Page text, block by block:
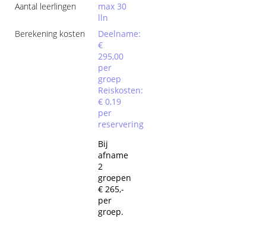
Aantal leerlingen
max 30
lln
Berekening kosten
Deelname:
€
295,00
per
groep
Reiskosten:
€ 0,19
per
reservering
Bij
afname
2
groepen
€ 265,-
per
groep.